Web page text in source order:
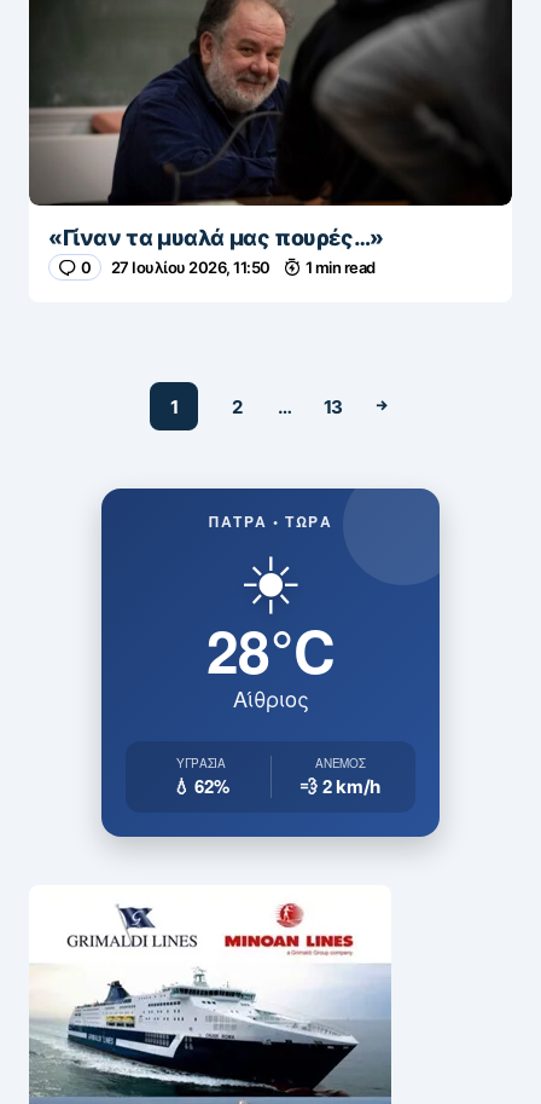
«Γίναν τα μυαλά μας πουρές…»
0 27 Ιουλίου 2026, 11:50 1 min read
1 2 … 13
ΠΆΤΡΑ • ΤΏΡΑ
☀️
28°C
Αίθριος
ΥΓΡΑΣΊΑ
💧 62%
ΆΝΕΜΟΣ
💨 2km/h